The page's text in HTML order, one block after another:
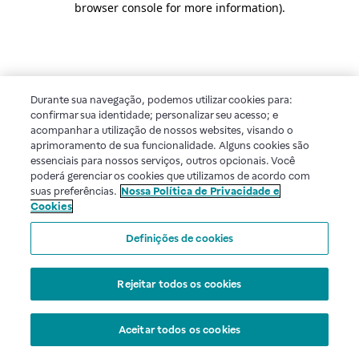
browser console for more information).
Durante sua navegação, podemos utilizar cookies para:
confirmar sua identidade; personalizar seu acesso; e
acompanhar a utilização de nossos websites, visando o
aprimoramento de sua funcionalidade. Alguns cookies são
essenciais para nossos serviços, outros opcionais. Você
poderá gerenciar os cookies que utilizamos de acordo com
suas preferências. Nossa Política de Privacidade e
Cookies
Definições de cookies
Rejeitar todos os cookies
Aceitar todos os cookies